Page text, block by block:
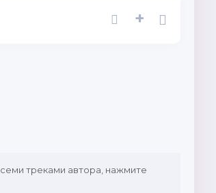
+
треками автора, нажмите